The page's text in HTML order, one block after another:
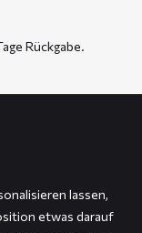
Rückgabe.
lassen,
etwas darauf